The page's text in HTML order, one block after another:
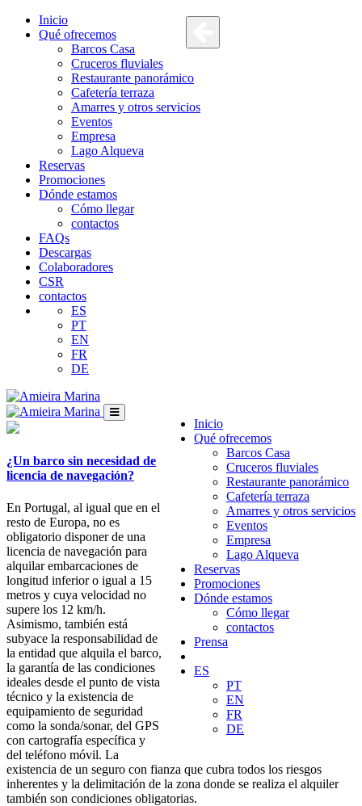
Inicio
Qué ofrecemos
Barcos Casa
Cruceros fluviales
Restaurante panorámico
Cafetería terraza
Amarres y otros servicios
Eventos
Empresa
Lago Alqueva
Reservas
Promociones
Dónde estamos
Cómo llegar
contactos
FAQs
Descargas
Colaboradores
CSR
contactos
ES
PT
EN
FR
DE
Inicio
Qué ofrecemos
Barcos Casa
Cruceros fluviales
Restaurante panorámico
Cafetería terraza
Amarres y otros servicios
Eventos
Empresa
Lago Alqueva
Reservas
Promociones
Dónde estamos
Cómo llegar
contactos
Prensa
ES
PT
EN
FR
DE
¿Un barco sin necesidad de
licencia de navegación?
En Portugal, al igual que en el
resto de Europa, no es
obligatorio disponer de una
licencia de navegación para
alquilar embarcaciones de
longitud inferior o igual a 15
metros y cuya velocidad no
supere los 12 km/h.
Asimismo, también está
subyace la responsabilidad de
la entidad que alquila el barco,
la garantía de las condiciones
ideales desde el punto de vista
técnico y la existencia de
equipamiento de seguridad
como la sonda/sonar, del GPS
con cartografía específica y
del teléfono móvil. La
existencia de un seguro con fianza que cubra todos los riesgos
inherentes y la delimitación de la zona donde se realiza el alquiler
también son condiciones obligatorias.